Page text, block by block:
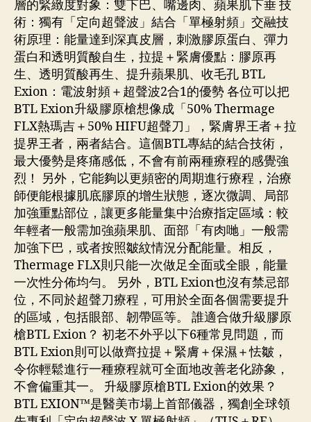
層的緊緻度對象：雙下巴、嘴邊肉、蘋果肌下垂 技
術：獨有「定向超聲波」結合「單極射頻」交融技
術原理：能量達到深真皮層，刺激膠原蛋白、彈力
蛋白和透明質酸自生，拉提＋緊膚優點：膠原再
生、透明質酸再生、提升蘋果肌、收毛孔 BTL
Exion：電波射頻＋超聲波2合1的優勢 各位可以把
BTL Exion升級膠原槍想像成「50% Thermage
FLX熱瑪吉＋50% HIFU超聲刀」，緊膚界王者＋拉
提界王者，兩者結合。這個BTL專結的結合技術，
最大優勢是疼痛感低，不會有前兩種療程的感覺強
烈！ 另外，它能夠以更頻密的周期進行療程，治療
師便能根據肌底膠原的增生狀態，逐次微調、局部
加強重點部位，讓更多能量集中治療指定區域：較
年輕者一般需加強蘋果肌、面部「有肉哋」一般需
加強下巴，或者按照皺紋情況分配能量。相反，
Thermage FLX則只能一次做足全面或全眼，能量
一次性分佈均勻。 另外，BTL Exion也沒有禁忌部
位，不同於超聲刀療程，可用於全面各個需要提升
的區域，包括眼部、韌帶區等。 誰適合做升級膠原
槍BTL Exion？ 初老不外乎以下6種常見問題，而
BTL Exion則可以做齊拉提＋緊膚＋保濕＋怯皺，
令你輕鬆進行一種療程就可全面地改善老化跡象，
不會偏重其一。 升級膠原槍BTL Exion的效果？
BTL EXION™是醫美市場上首部儀器，獨創全球領